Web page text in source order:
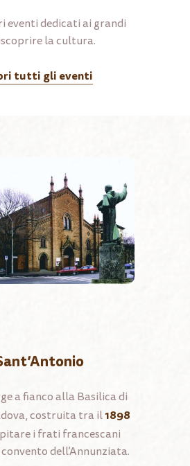
Go to shop
eventi dedicati ai grandi
la cultura.
tutti gli eventi
a fianco alla Basilica di
costruita tra il1898
i frati francescani
dell’Annunziata.